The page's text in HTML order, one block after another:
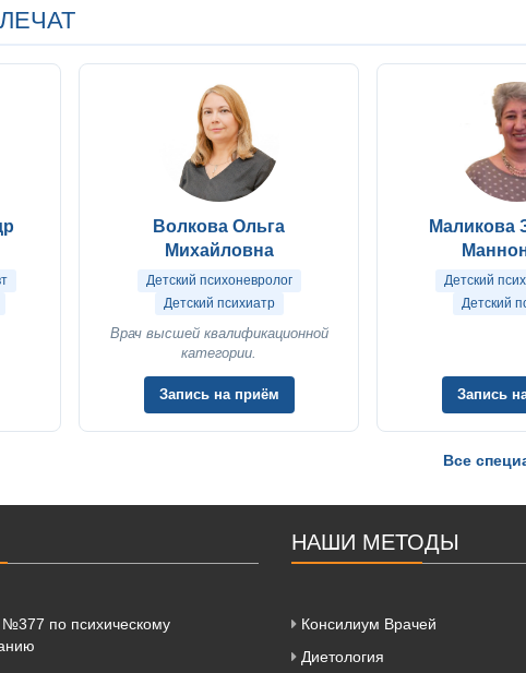
Волкова Ольга
Михайловна
Детский психоневролог
Детский психиатр
Врач высшей квалификационной
категории.
Запись на приём
Маликова
Детский
Детский
Запись
Все
по психическому
НАШИ МЕТОДЫ
Консилиум Врачей
Диетология